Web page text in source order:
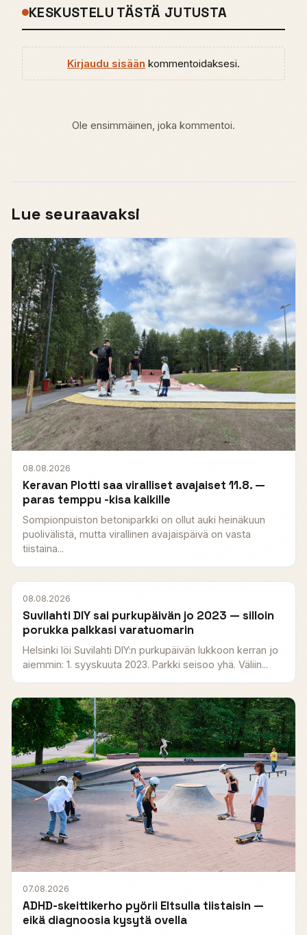
KESKUSTELU TÄSTÄ JUTUSTA
Kirjaudu sisään kommentoidaksesi.
Ole ensimmäinen, joka kommentoi.
Lue seuraavaksi
08.08.2026
Keravan Plotti saa viralliset avajaiset 11.8. —
paras temppu -kisa kaikille
Sompionpuiston betoniparkki on ollut auki heinäkuun
puolivälistä, mutta virallinen avajaispäivä on vasta
tiistaina...
08.08.2026
Suvilahti DIY sai purkupäivän jo 2023 — silloin
porukka palkkasi varatuomarin
Helsinki löi Suvilahti DIY:n purkupäivän lukkoon kerran jo
aiemmin: 1. syyskuuta 2023. Parkki seisoo yhä. Väliin...
07.08.2026
ADHD-skeittikerho pyörii Eltsulla tiistaisin —
eikä diagnoosia kysytä ovella